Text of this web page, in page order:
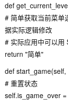
def
# 简单获取当前菜单
据实际逻辑修改
# 实际应用中可以用
return "简单"
def
# 重置状态
self.is_game_over